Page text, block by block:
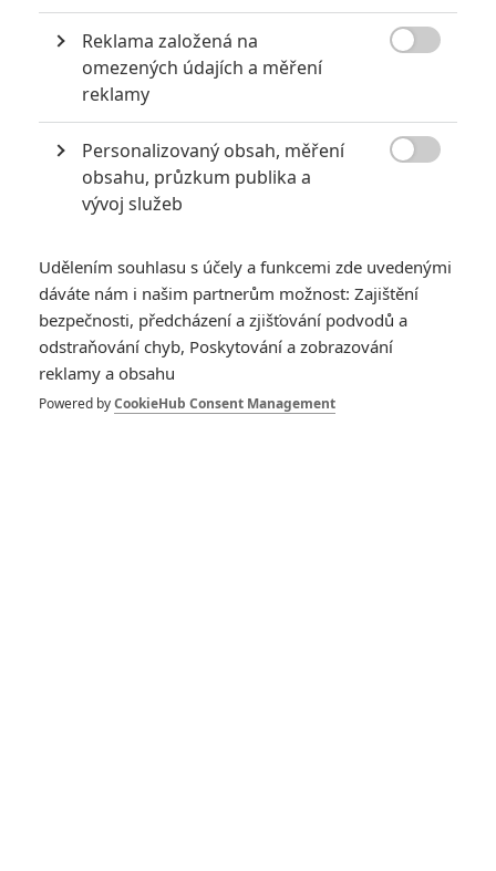
Největší propadáky v kariéře Sylvestera Stallona
Soudce Dredd slaví kulaté výročí, je čas
zavzpomínat na ambiciózní projekty, které
akční legendě příliš nevyšly.
Swiped: Filmová
do hlubin Tinderu
Reklama založená na
omezených údajích a měření
reklamy
Personalizovaný obsah, měření
obsahu, průzkum publika a
vývoj služeb
Udělením souhlasu s účely a funkcemi zde uvedenými
dáváte nám i našim partnerům možnost: Zajištění
bezpečnosti, předcházení a zjišťování podvodů a
odstraňování chyb, Poskytování a zobrazování
reklamy a obsahu
Powered byCookieHub Consent Management